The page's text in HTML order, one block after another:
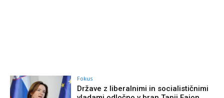
Fokus
Države z liberalnimi in socialističnimi